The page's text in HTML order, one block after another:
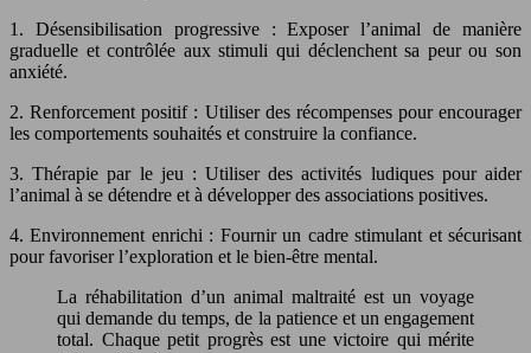
1. Désensibilisation progressive : Exposer l’animal de manière
graduelle et contrôlée aux stimuli qui déclenchent sa peur ou son
anxiété.
2. Renforcement positif : Utiliser des récompenses pour encourager
les comportements souhaités et construire la confiance.
3. Thérapie par le jeu : Utiliser des activités ludiques pour aider
l’animal à se détendre et à développer des associations positives.
4. Environnement enrichi : Fournir un cadre stimulant et sécurisant
pour favoriser l’exploration et le bien-être mental.
La réhabilitation d’un animal maltraité est un voyage
qui demande du temps, de la patience et un engagement
total. Chaque petit progrès est une victoire qui mérite